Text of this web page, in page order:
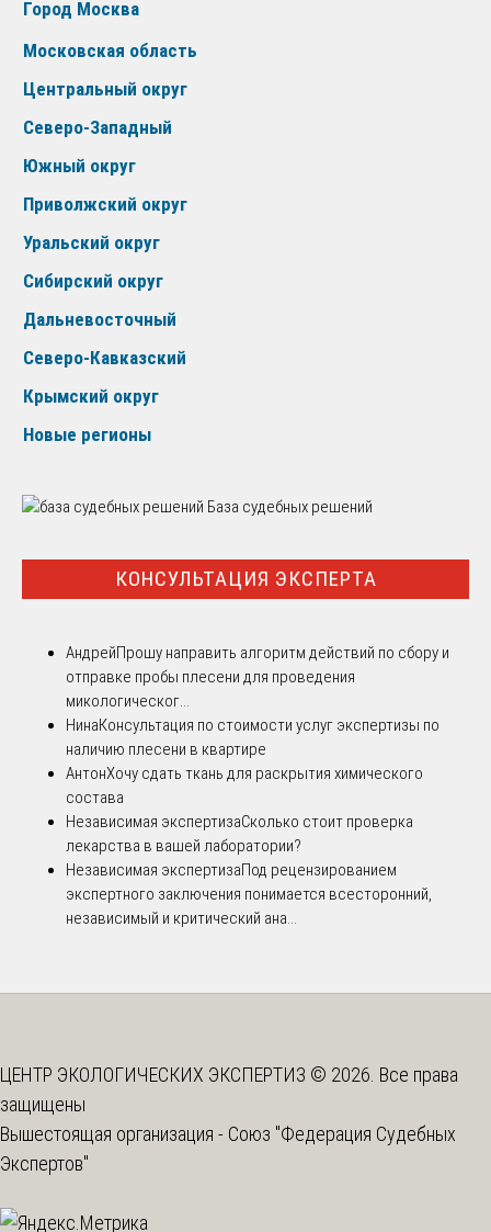
Город Москва
Московская область
Центральный округ
Северо-Западный
Южный округ
Приволжский округ
Уральский округ
Сибирский округ
Дальневосточный
Северо-Кавказский
Крымский округ
Новые регионы
База судебных решений
КОНСУЛЬТАЦИЯ ЭКСПЕРТА
АндрейПрошу направить алгоритм действий по сбору и
отправке пробы плесени для проведения
микологическог...
НинаКонсультация по стоимости услуг экспертизы по
наличию плесени в квартире
АнтонХочу сдать ткань для раскрытия химического
состава
Независимая экспертизаСколько стоит проверка
лекарства в вашей лаборатории?
Независимая экспертизаПод рецензированием
экспертного заключения понимается всесторонний,
независимый и критический ана...
ЦЕНТР ЭКОЛОГИЧЕСКИХ ЭКСПЕРТИЗ © 2026. Все права
защищены
Вышестоящая организация - Союз "Федерация Судебных
Экспертов"